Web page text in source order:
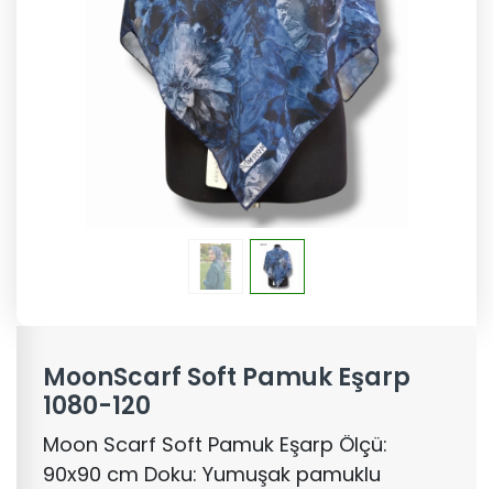
MoonScarf Soft Pamuk Eşarp
1080-120
Moon Scarf Soft Pamuk Eşarp Ölçü:
90x90 cm Doku: Yumuşak pamuklu